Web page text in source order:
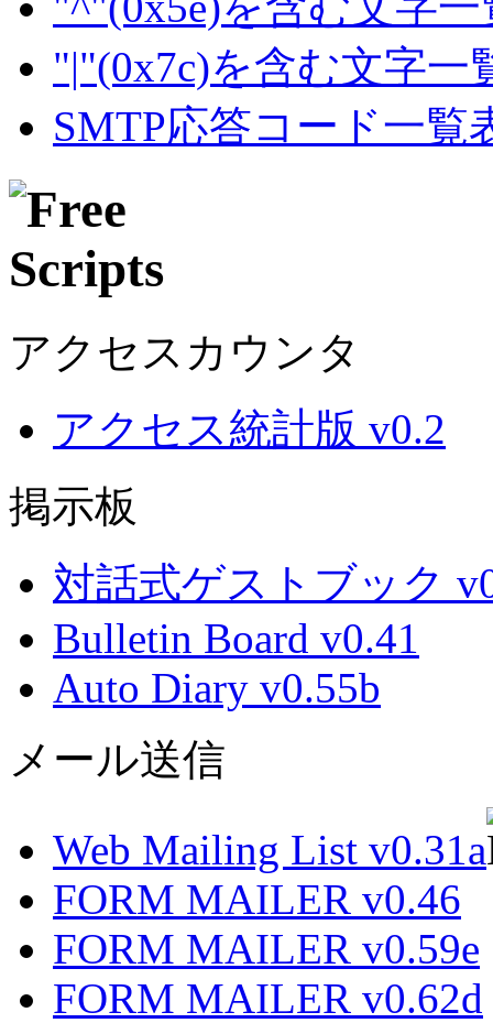
"|"(0x7c)を含む文字一
SMTP応答コード一覧
アクセスカウンタ
アクセス統計版 v0.2
掲示板
対話式ゲストブック
Bulletin Board v0.41
Auto Diary v0.55b
メール送信
Web Mailing List v0.31a
FORM MAILER v0.46
FORM MAILER v0.59e
FORM MAILER v0.62d